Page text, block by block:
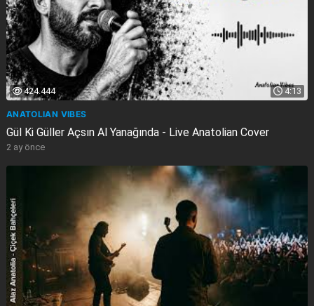
4:13
424.444
ANATOLIAN VIBES
Gül Ki Güller Açsın Al Yanağında - Live Anatolian Cover
2 ay önce